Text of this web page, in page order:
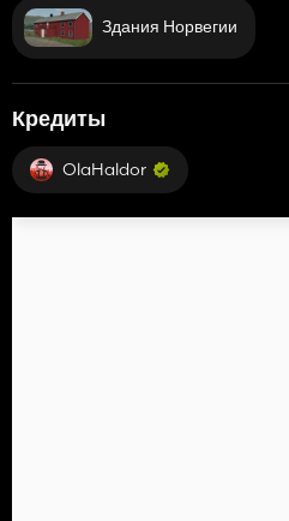
Здания Норвегии
Кредиты
OlaHaldor